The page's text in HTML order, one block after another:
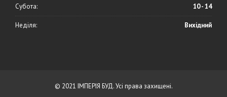
Субота: 10 - 14
Неділя: Вихідний
© 2021 ІМПЕРІЯ БУД. Усі права захищені.